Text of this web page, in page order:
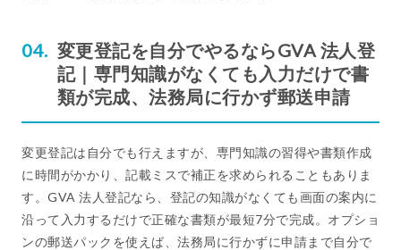
変更登記を自分でやるならGVA 法人登
記｜専門知識がなくても入力だけで書
類が完成、法務局に行かず郵送申請
変更登記は自分でも行えますが、専門知識の習得や書類作成
に時間がかかり、記載ミスで補正を求められることもありま
す。GVA 法人登記なら、登記の知識がなくても画面の案内に
沿って入力するだけで正確な書類が最短7分で完成。オプショ
ンの郵送パックを使えば、法務局に行かずに申請まで自分で